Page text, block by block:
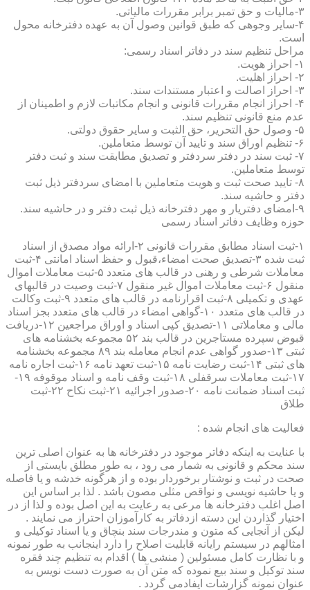
۳-مالیات و حق تمبر برابر مقررات مالیاتی.
۴-سایر وجوهی که طبق قوانین وصول آن به عهده دفترخانه محول
است.
مراحل تنظیم سند در دفاتر اسناد رسمی:
۱- احراز هویت.
۲- احراز اهلیت.
۳- احراز اصالت و اعتبار مستندات سند.
۴- احراز انجام مقررات قانونی و انجام مکاتبات لازم و اطمینان از
عدم منع قانونی تنظیم سند.
۵- وصول حق التحریر، حق الثبت و سایر حقوق دولتی.
۶- تنظیم اوراق سند و تایید آن توسط متعاملین.
۷- ثبت سند در دفتر سردفتر و تصدیق مطابقت سند و ثبت دفتر
توسط متعاملین.
۸- تایید صحت ثبت و هویت متعاملین با امضای سردفتر ذیل ثبت
دفتر و حاشیه سند.
۹-امضای دفتریار و مهر دفترخانه ذیل ثبت دفتر و در حاشیه سند.
حوزه وظایف دفاتر اسناد رسمی
۱-ثبت اسناد مطابق مقررات قانونی ۲-ارائه مواد مصدق از اسناد
ثبت شده ۳-تصدیق صحت امضاء،قبول و حفظ اسناد امانتی ۴-ثبت
معاملات شرطی و رهنی در قالب های متعدد ۵-ثبت معاملات اموال
منقول ۶-ثبت معاملات اموال غیر منقول ۷-ثبت وصیت در قالبهای
عهدی و تکمیلی ۸-ثبت اقرارنامه در قالب های متعدد ۹-ثبت وکالت
در قالب های متعدد ۱۰-گواهی امضاء در قالب های متعدد بجز اسناد
مالی و معاملاتی ۱۱-تصدیق کپی اسناد و اوراق مراجعین ۱۲-دریافت
قبوض سپرده مستاجرین در قالب بند ۵۲ مجموعه بخشنامه های
ثبتی ۱۳-صدور گواهی عدم انجام معامله بند ۸۹ مجموعه بخشنامه
های ثبتی ۱۴-ثبت رضایت نامه ۱۵-ثبت تعهد نامه ۱۶-ثبت اجاره نامه
۱۷-ثبت معاملات سرقفلی ۱۸-ثبت وقف نامه و اسناد موقوفه ۱۹-
ثبت اسناد ضمانت نامه ۲۰-صدور اجرائیه ۲۱-ثبت نکاح ۲۲-ثبت
طلاق
فعالیت های انجام شده :
با عنایت به اینکه دفاتر موجود در دفترخانه ها به عنوان اصلی ترین
سند محکم و قانونی به شمار می رود ، به طور مطلق بایستی از
صحت در ثبت و نوشتار برخوردار بوده و از هرگونه خدشه و یا فاصله
و یا حاشیه نویسی و نواقص مثلی مصون باشد . لذا بر اساس این
اصل اغلب دفترخانه ها مرعی به رعایت به این اصل بوده و لذا از در
اختیار گذاردن این دسته ازدفاتر به کارآموزان احتراز می نمایند .
لیکن از آنجایی که متون و مندرجات سند بنچاق و یا اسناد توکیلی و
امثالهم در سیستم رایانه قابلیت اصلاح را دارد اینجانب به طور نمونه
و با نظارت کامل مسئولین ( منشی ها ) اقدام به تنظیم چند فقره
سند توکیل و سند بیع نموده که متن آن به صورت دست نویس به
عنوان نمونه گزارشات ایفادمی گردد .